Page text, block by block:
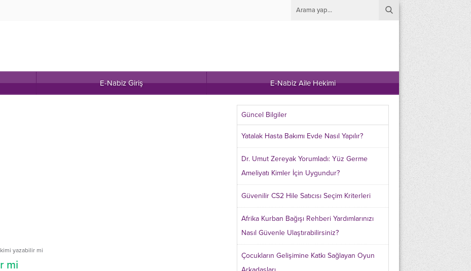
E-Nabiz Giriş E-Nabiz Aile Hekimi
yazabilir mi
mi
Güncel Bilgiler
Yatalak Hasta Bakımı Evde Nasıl Yapılır?
Dr. Umut Zereyak Yorumladı: Yüz Germe
Ameliyatı Kimler İçin Uygundur?
Güvenilir CS2 Hile Satıcısı Seçim Kriterleri
Afrika Kurban Bağışı Rehberi Yardımlarınızı
Nasıl Güvenle Ulaştırabilirsiniz?
Çocukların Gelişimine Katkı Sağlayan Oyun